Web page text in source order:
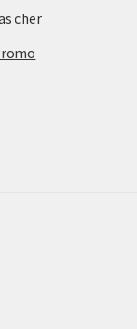
cher